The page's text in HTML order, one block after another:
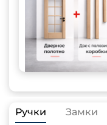
Ручки Замки